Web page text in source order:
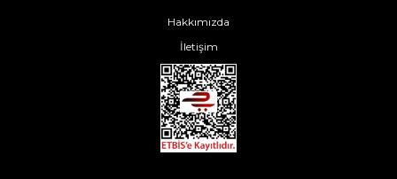
Hakkımızda
İletişim